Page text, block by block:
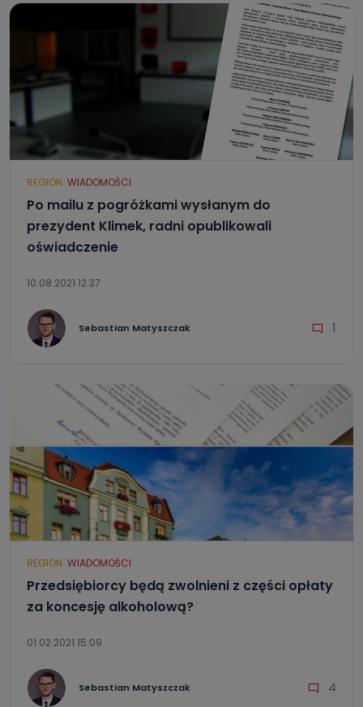
REGION WIADOMOŚCI
Po mailu z pogróżkami wysłanym do
prezydent Klimek, radni opublikowali
oświadczenie
10.08.2021 12:37
Sebastian Matyszczak 1
REGION WIADOMOŚCI
Przedsiębiorcy będą zwolnieni z części opłaty
za koncesję alkoholową?
01.02.2021 15:09
Sebastian Matyszczak 4